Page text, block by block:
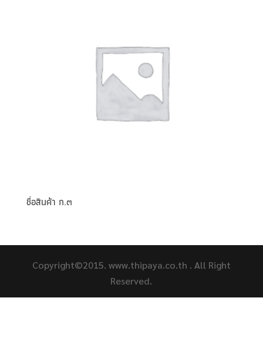
ชื่อสินค้า ก.๓
Copyright©2015. www.thipaya.co.th . All Right
Reserved.